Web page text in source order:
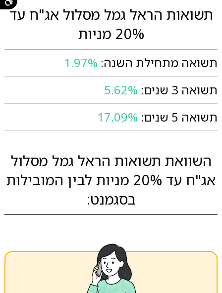
תשואות הראל גמל מסלול אג"ח עד
20% מניות
תשואה מתחילת השנה: 1.97%
תשואה 3 שנים:
5.62%
תשואה 5 שנים:
17.09%
השוואת תשואות הראל גמל מסלול
אג"ח עד 20% מניות לבין המובילות
בסגמנט: